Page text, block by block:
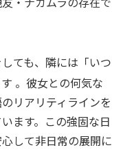
ても、隣には「いつ
。彼女との何気な
リアリティラインを
ます。この強固な日
して非日常の展開に